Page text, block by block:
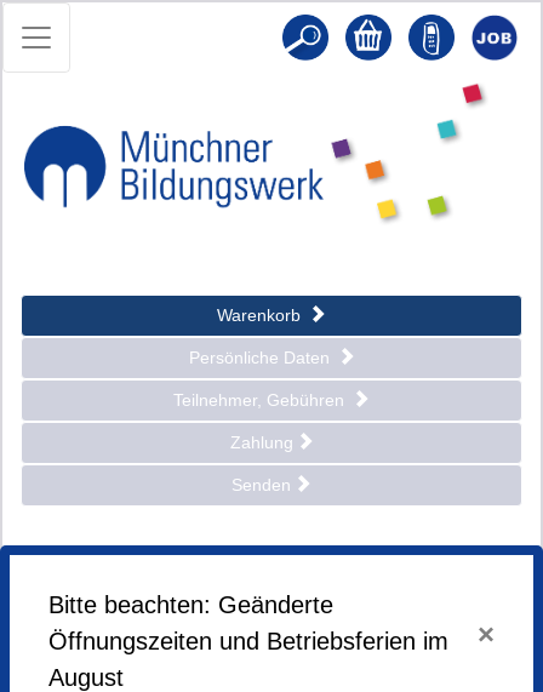
Warenkorb
Persönliche Daten
Teilnehmer, Gebühren
Zahlung
Senden
9x | mittwochs, ab 30.04.2025 jeweils 10.00 bis 12.00
Uhr
Kursgebühr: 81 Euro
Bitte beachten: Geänderte
Öffnungszeiten und Betriebsferien im
August
×